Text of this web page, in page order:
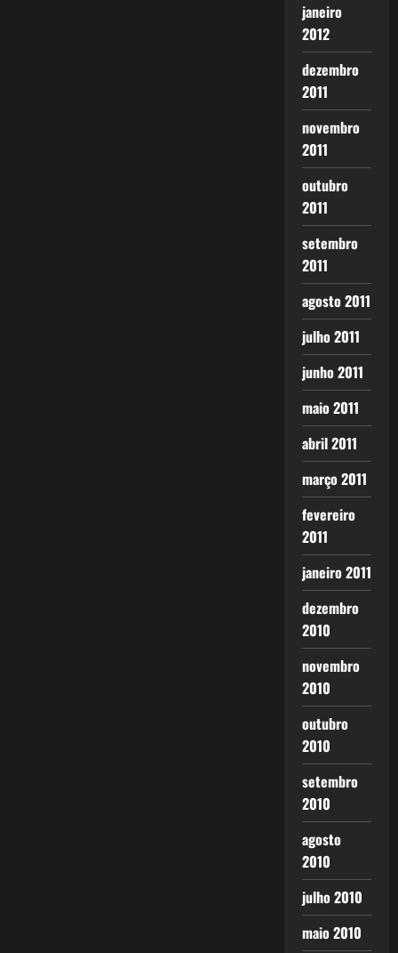
janeiro
2012
dezembro
2011
novembro
2011
outubro
2011
setembro
2011
agosto 2011
julho 2011
junho 2011
maio 2011
abril 2011
março 2011
fevereiro
2011
janeiro 2011
dezembro
2010
novembro
2010
outubro
2010
setembro
2010
agosto
2010
julho 2010
maio 2010